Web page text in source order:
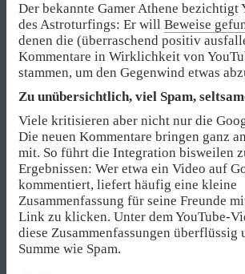
Der bekannte Gamer Athene bezichtigt
des Astroturfings: Er will Beweise
denen die (überraschend positiv
Kommentare in Wirklichkeit von
stammen, um den Gegenwind etwas
Zu unübersichtlich, viel Spam,
Viele kritisieren aber nicht nur die
Die neuen Kommentare bringen ganz
mit. So führt die Integration bisweilen
Ergebnissen: Wer etwa ein Video auf
kommentiert, liefert häufig eine kleine
Zusammenfassung für seine Freunde
Link zu klicken. Unter dem YouTube-
diese Zusammenfassungen überflüssig
Summe wie Spam.